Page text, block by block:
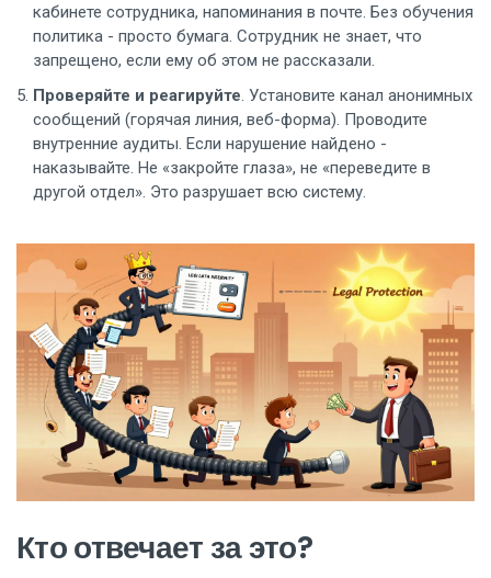
кабинете сотрудника, напоминания в почте. Без обучения
политика - просто бумага. Сотрудник не знает, что
запрещено, если ему об этом не рассказали.
Проверяйте и реагируйте. Установите канал анонимных
сообщений (горячая линия, веб-форма). Проводите
внутренние аудиты. Если нарушение найдено -
наказывайте. Не «закройте глаза», не «переведите в
другой отдел». Это разрушает всю систему.
Кто отвечает за это?